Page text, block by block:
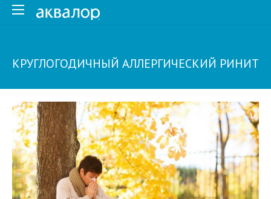
КРУГЛОГОДИЧНЫЙ АЛЛЕРГИЧЕСКИЙ РИНИТ